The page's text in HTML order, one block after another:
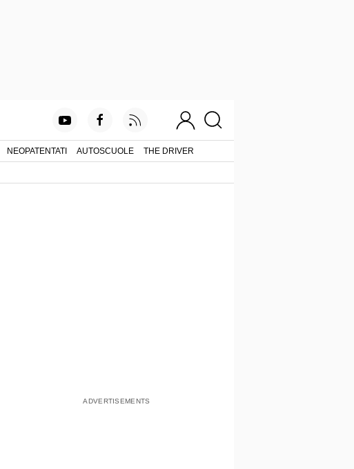
NEOPATENTATI AUTOSCUOLE THE DRIVER